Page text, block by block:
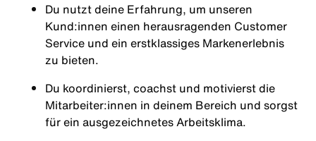
Du nutzt deine Erfahrung, um unseren
Kund:innen einen herausragenden Customer
Service und ein erstklassiges Markenerlebnis
zu bieten.
Du koordinierst, coachst und motivierst die
Mitarbeiter:innen in deinem Bereich und sorgst
für ein ausgezeichnetes Arbeitsklima.